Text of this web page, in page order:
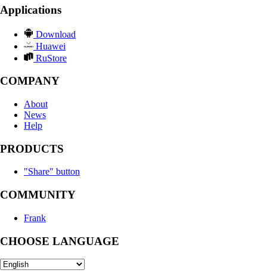
Applications
Download
Huawei
RuStore
COMPANY
About
News
Help
PRODUCTS
"Share" button
COMMUNITY
Frank
CHOOSE LANGUAGE